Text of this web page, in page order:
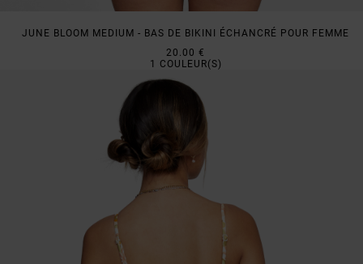
JUNE BLOOM MEDIUM - BAS DE BIKINI ÉCHANCRÉ POUR FEMME
20.00 €
1
COULEUR(S)